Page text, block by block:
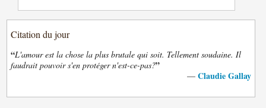
Citation du jour
“L'amour est la chose la plus brutale qui soit. Tellement soudaine. Il
faudrait pouvoir s'en protéger n'est-ce-pas?”
— Claudie Gallay